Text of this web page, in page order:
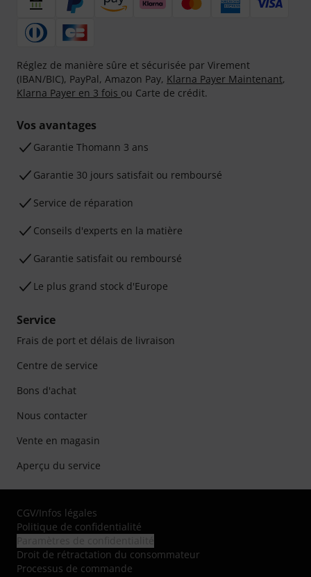
Réglez de manière sûre et sécurisée par Virement
(IBAN/BIC), PayPal, Amazon Pay, Klarna Payer Maintenant,
Klarna Payer en 3 fois ou Carte de crédit.
Vos avantages
Ga­ran­tie Thomann 3 ans
Garantie 30 jours satisfait ou remboursé
Service de réparation
Conseils d'experts en la matière
Garantie satisfait ou remboursé
Le plus grand stock d'Europe
Service
Frais de port et délais de livraison
Centre de service
Bons d'achat
Nous contacter
Vente en magasin
Aperçu du service
CGV/Infos légales
Politique de confidentialité
Droit de rétractation du consommateur
Processus de commande